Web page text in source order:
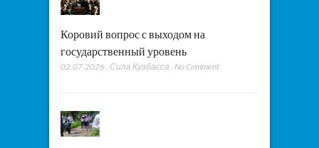
Коровий вопрос с выходом на
государственный уровень
02.07.2026 Сила Кузбасса No Comment